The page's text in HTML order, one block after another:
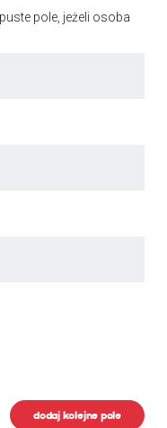
pole, jeżeli osoba
dodaj kolejne pole